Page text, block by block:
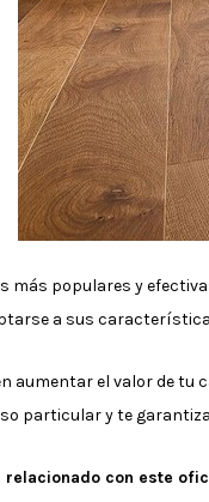
más populares y
a sus
aumentar el valor de
particular y te
relacionado con este